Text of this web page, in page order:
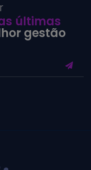
últimas
gestão